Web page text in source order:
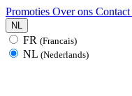
Promoties Over ons Contact
NL
FR (Francais)
NL (Nederlands)